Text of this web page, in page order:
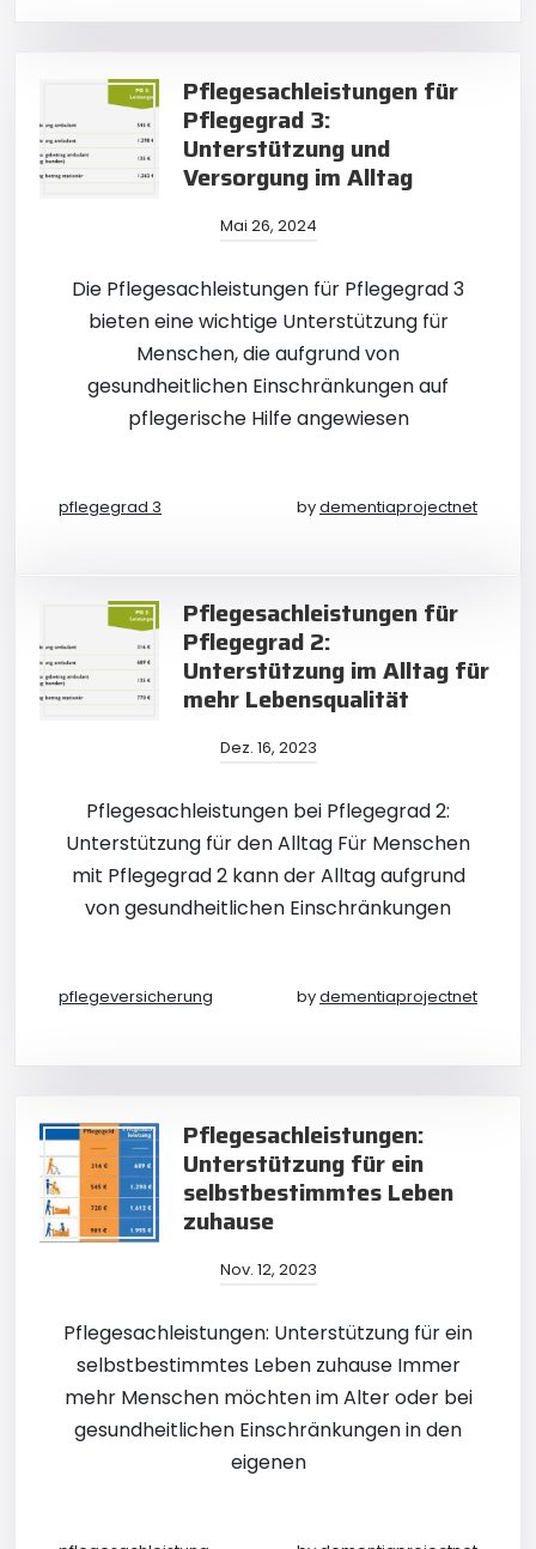
Pflegesachleistungen für
Pflegegrad 3:
Unterstützung und
Versorgung im Alltag
Mai 26, 2024
Die Pflegesachleistungen für Pflegegrad 3
bieten eine wichtige Unterstützung für
Menschen, die aufgrund von
gesundheitlichen Einschränkungen auf
pflegerische Hilfe angewiesen
pflegegrad 3 bydementiaprojectnet
Pflegesachleistungen für
Pflegegrad 2:
Unterstützung im Alltag für
mehr Lebensqualität
Dez. 16, 2023
Pflegesachleistungen bei Pflegegrad 2:
Unterstützung für den Alltag Für Menschen
mit Pflegegrad 2 kann der Alltag aufgrund
von gesundheitlichen Einschränkungen
pflegeversicherung bydementiaprojectnet
Pflegesachleistungen:
Unterstützung für ein
selbstbestimmtes Leben
zuhause
Nov. 12, 2023
Pflegesachleistungen: Unterstützung für ein
selbstbestimmtes Leben zuhause Immer
mehr Menschen möchten im Alter oder bei
gesundheitlichen Einschränkungen in den
eigenen